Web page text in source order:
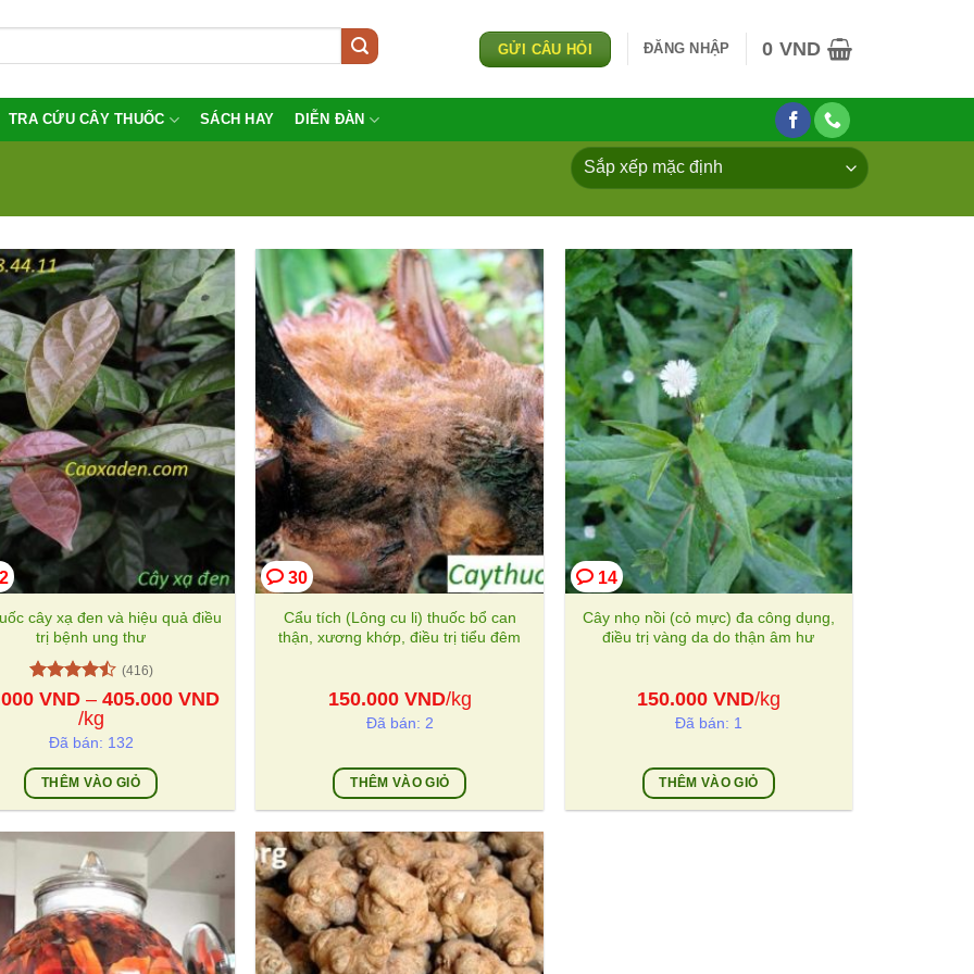
GỬI CÂU HỎI ĐĂNG NHẬP 0 VND
TRA CỨU CÂY THUỐC SÁCH HAY DIỄN ĐÀN
cây xạ đen và hiệu quả điều
trị bệnh ung thư
Được xếp
4.5
(416)
VND – 405.000 VND
Khoảng
giá:
125.000 VND
đến
405.000 VND
/kg
Đã bán: 132
THÊM VÀO GIỎ
Sản
phẩm
này
có
nhiều
biến
thể.
30
Cẩu tích (Lông cu li) thuốc bổ can
thận, xương khớp, điều trị tiểu đêm
150.000 VND/kg
Đã bán: 2
THÊM VÀO GIỎ
14
Cây nhọ nồi (cỏ mực) đa công dụng,
điều trị vàng da do thận âm hư
150.000 VND/kg
Đã bán: 1
THÊM VÀO GIỎ